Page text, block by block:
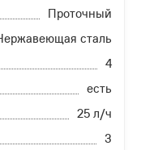
Проточный
сталь
4
есть
25 л/ч
3